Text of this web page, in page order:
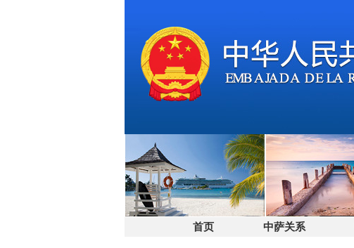
首页 中萨关系